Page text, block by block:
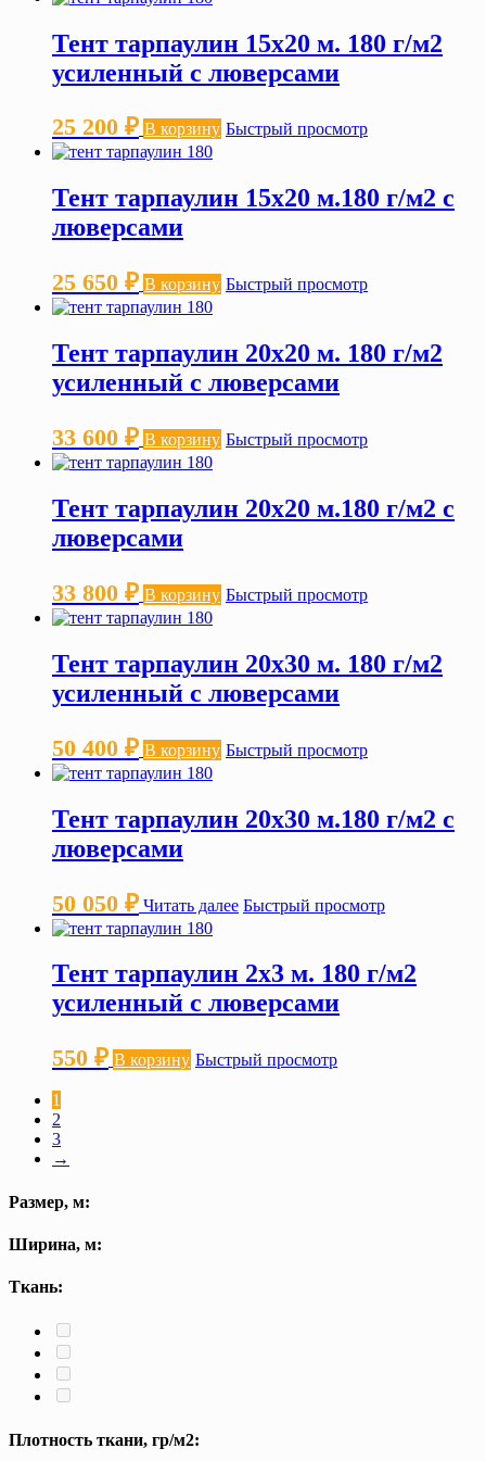
Тент тарпаулин 15х20 м. 180 г/м2
усиленный с люверсами
25 200 ₽ В корзину Быстрый просмотр
Тент тарпаулин 15х20 м.180 г/м2 с
люверсами
25 650 ₽ В корзину Быстрый просмотр
Тент тарпаулин 20х20 м. 180 г/м2
усиленный с люверсами
33 600 ₽ В корзину Быстрый просмотр
Тент тарпаулин 20х20 м.180 г/м2 с
люверсами
33 800 ₽ В корзину Быстрый просмотр
Тент тарпаулин 20х30 м. 180 г/м2
усиленный с люверсами
50 400 ₽ В корзину Быстрый просмотр
Тент тарпаулин 20х30 м.180 г/м2 с
люверсами
50 050 ₽ Читать далее Быстрый просмотр
Тент тарпаулин 2х3 м. 180 г/м2
усиленный с люверсами
550 ₽ В корзину Быстрый просмотр
1
2
3
→
Размер, м:
Ширина, м:
Ткань:
Плотность ткани, гр/м2: